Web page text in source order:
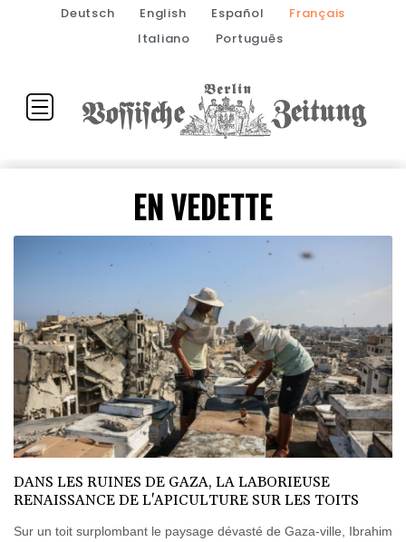
Deutsch English Español
Français
Italiano
Português
EN VEDETTE
DANS LES RUINES DE GAZA, LA LABORIEUSE
RENAISSANCE DE L'APICULTURE SUR LES TOITS
Sur un toit surplombant le paysage dévasté de Gaza-ville, Ibrahim